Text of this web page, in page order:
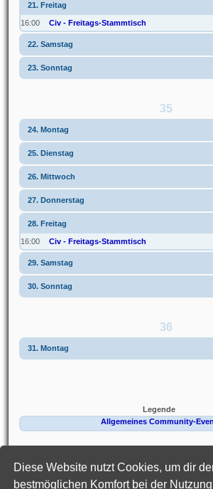
Diese Website nutzt Cookies, um dir
bestmöglichen Komfort bei der
21. Freitag
16:00 Civ - Freitags-Stammtisch
22. Samstag
23. Sonntag
35
24. Montag
25. Dienstag
26. Mittwoch
27. Donnerstag
28. Freitag
16:00 Civ - Freitags-Stammtisch
29. Samstag
30. Sonntag
36
31. Montag
Legende
Allgemeines Community-
Portal Foren-Übersicht